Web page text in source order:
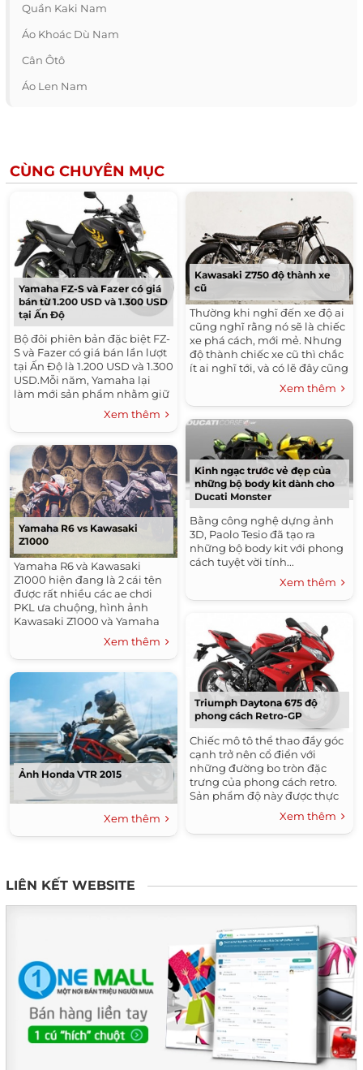
Quần Kaki Nam
Áo Khoác Dù Nam
Cân Ôtô
Áo Len Nam
CÙNG CHUYÊN MỤC
Yamaha FZ-S và Fazer có giá
bán từ 1.200 USD và 1.300 USD
tại Ấn Độ
Bộ đôi phiên bản đặc biệt FZ-
S và Fazer có giá bán lần lượt
tại Ấn Độ là 1.200 USD và 1.300
USD.Mỗi năm, Yamaha lại
làm mới sản phẩm nhằm giữ
chân khách hãng cũ và thu
hút khách hàng mới. Sự
xuất...
Xem thêm
Yamaha R6 vs Kawasaki
Z1000
Yamaha R6 và Kawasaki
Z1000 hiện đang là 2 cái tên
được rất nhiều các ae chơi
PKL ưa chuộng, hình ảnh
Kawasaki Z1000 và Yamaha
R6 đứng cạnh nhau sẽ cho ta
thấy điểm nhấn của 2 xe rõ
ràng hơn. Cùng chiêm
ngưởng...
Xem thêm
Ảnh Honda VTR 2015
Xem thêm
Kawasaki Z750 độ thành xe
cũ
Thường khi nghĩ đến xe độ ai
cũng nghĩ rằng nó sẽ là chiếc
xe phá cách, mới mẻ. Nhưng
độ thành chiếc xe cũ thì chắc
ít ai nghĩ tới, và có lẽ đây cũng
là style độ xe mới cho những
Xem thêm
Kinh ngạc trước vẻ đẹp của
những bộ body kit dành cho
Ducati Monster
Bằng công nghệ dựng ảnh
3D, Paolo Tesio đã tạo ra
những bộ body kit với phong
cách tuyệt vời tính...
Xem thêm
Triumph Daytona 675 độ
phong cách Retro-GP
Chiếc mô tô thể thao đầy góc
cạnh trở nên cổ điển với
những đường bo tròn đặc
trưng của phong cách retro.
Sản phẩm độ này được thực
hiện bởi Kev Taggart và Tim
Roger, những người từng
làm...
Xem thêm
LIÊN KẾT WEBSITE